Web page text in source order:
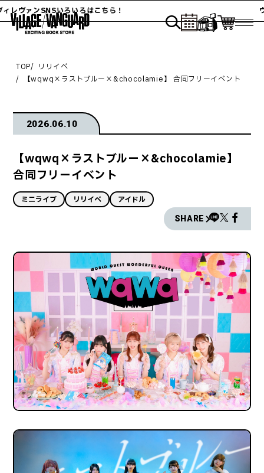
ァンSNSいろいろはこちら！ ヴィ
TOP
リリイベ
【wqwq×ラストブルー×&chocolamie】 合同フリーイベント
2026.06.10
【wqwq×ラストブルー×&chocolamie】
合同フリーイベント
ミニライブ リリイベ アイドル
SHARE